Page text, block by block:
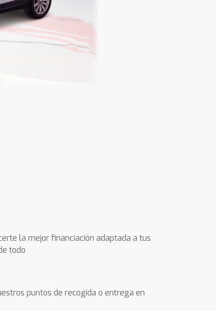
la mejor financiación adaptada a tus
todo
puntos de recogida o entrega en